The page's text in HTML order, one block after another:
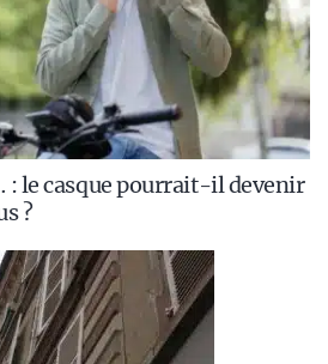
le casque pourrait-il devenir
?